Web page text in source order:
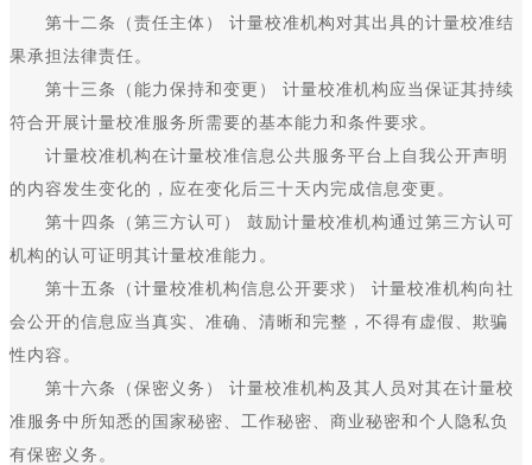
第十二条（责任主体） 计量校准机构对其出具的计量校准结
果承担法律责任。
第十三条（能力保持和变更） 计量校准机构应当保证其持续
符合开展计量校准服务所需要的基本能力和条件要求。
计量校准机构在计量校准信息公共服务平台上自我公开声明
的内容发生变化的，应在变化后三十天内完成信息变更。
第十四条（第三方认可） 鼓励计量校准机构通过第三方认可
机构的认可证明其计量校准能力。
第十五条（计量校准机构信息公开要求） 计量校准机构向社
会公开的信息应当真实、准确、清晰和完整，不得有虚假、欺骗
性内容。
第十六条（保密义务） 计量校准机构及其人员对其在计量校
准服务中所知悉的国家秘密、工作秘密、商业秘密和个人隐私负
有保密义务。